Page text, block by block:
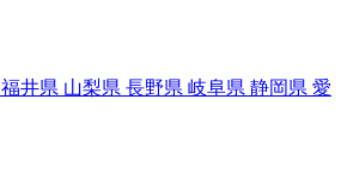
福井県 山梨県 長野県 岐阜県 静岡県 愛